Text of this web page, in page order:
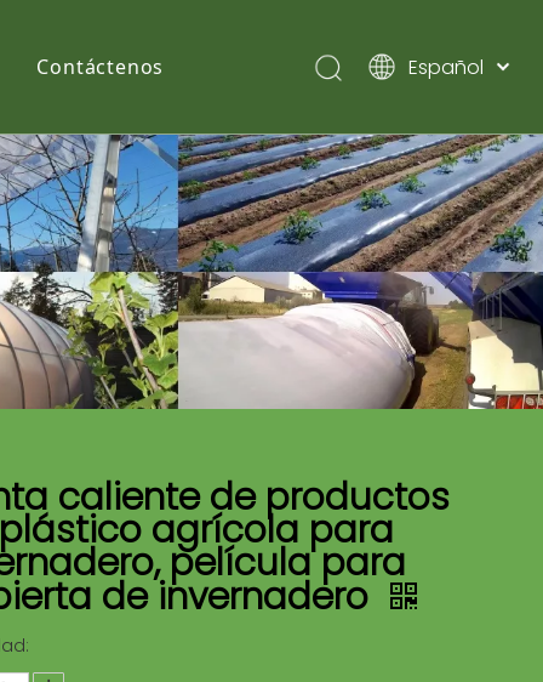
Contáctenos
Español
Pусский
caliente de productos
agrícola para
película para
de invernadero